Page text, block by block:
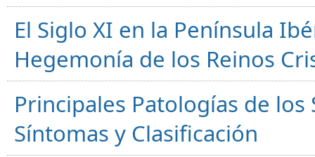
El Siglo XI en la Península
Hegemonía de los Reinos
Principales Patologías de
Síntomas y Clasificación